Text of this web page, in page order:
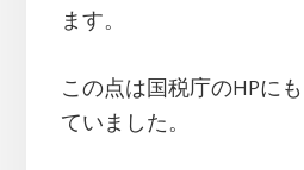
ます。
この点は国税庁のHPに
ていました。